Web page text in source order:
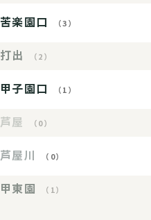
苦楽園口 （3）
打出 （2）
甲子園口 （1）
芦屋 （0）
芦屋川 （0）
甲東園 （1）